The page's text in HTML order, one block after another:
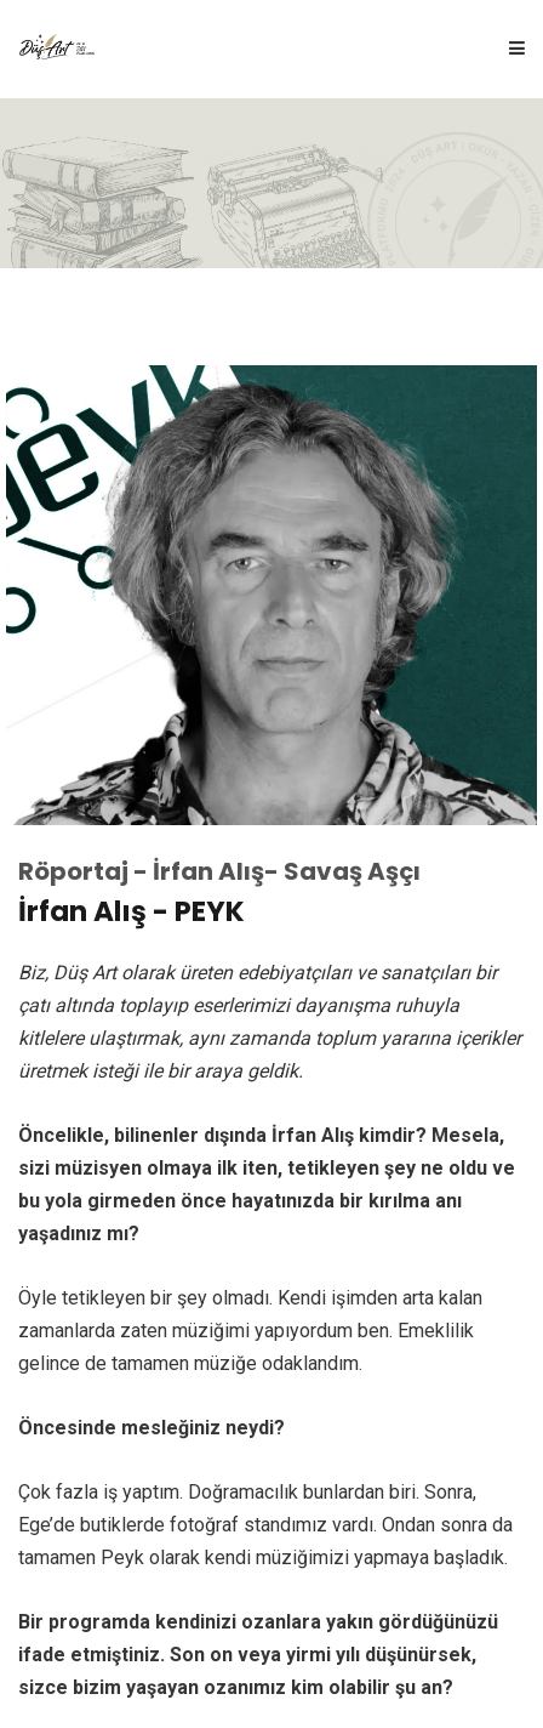
ANA SAYFA
HAKKIMIZDA
DÜŞ ÇİZİM
BLOG
İŞ BİRLİĞİ
Röportaj - İrfan Alış- Savaş Aşçı
İrfan Alış - PEYK
Biz, Düş Art olarak üreten edebiyatçıları ve sanatçıları bir
çatı altında toplayıp eserlerimizi dayanışma ruhuyla
kitlelere ulaştırmak, aynı zamanda toplum yararına içerikler
üretmek isteği ile bir araya geldik.
Öncelikle, bilinenler dışında İrfan Alış kimdir? Mesela,
sizi müzisyen olmaya ilk iten, tetikleyen şey ne oldu ve
bu yola girmeden önce hayatınızda bir kırılma anı
yaşadınız mı?
Öyle tetikleyen bir şey olmadı. Kendi işimden arta kalan
zamanlarda zaten müziğimi yapıyordum ben. Emeklilik
gelince de tamamen müziğe odaklandım.
Öncesinde mesleğiniz neydi?
Çok fazla iş yaptım. Doğramacılık bunlardan biri. Sonra,
Ege’de butiklerde fotoğraf standımız vardı. Ondan sonra da
tamamen Peyk olarak kendi müziğimizi yapmaya başladık.
Bir programda kendinizi ozanlara yakın gördüğünüzü
ifade etmiştiniz. Son on veya yirmi yılı düşünürsek,
sizce bizim yaşayan ozanımız kim olabilir şu an?